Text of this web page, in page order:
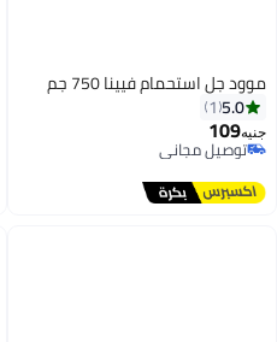
موود جل استحمام فيينا 750 جم
5.0
1
جنيه109
توصيل مجاني
توصيل مجاني